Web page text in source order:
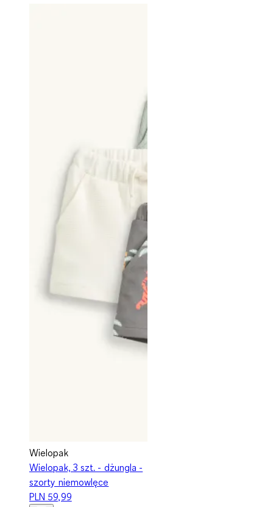
Wielopak
Wielopak, 3 szt. - dżungla -
szorty niemowlęce
PLN 59,99